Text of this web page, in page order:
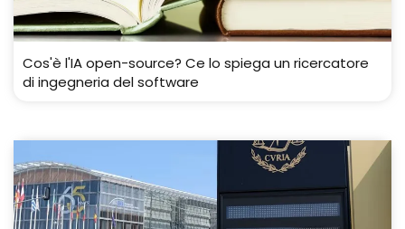
Cos'è l'IA open-source? Ce lo spiega un ricercatore
di ingegneria del software